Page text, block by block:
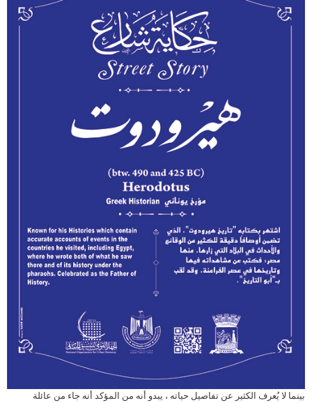
بينما لا يُعرف الكثير عن تفاصيل حياته ، يبدو أنه من المؤكد أنه جاء من عائلة